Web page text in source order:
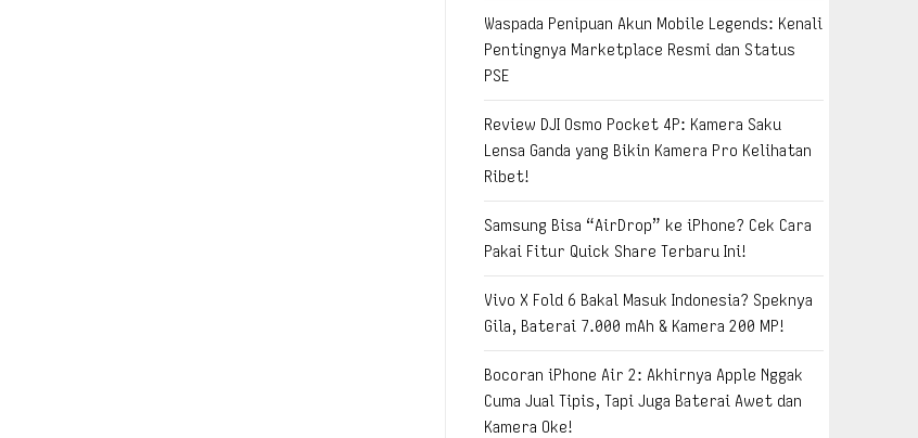
Waspada Penipuan Akun Mobile Legends: Kenali
Pentingnya Marketplace Resmi dan Status
PSE
Review DJI Osmo Pocket 4P: Kamera Saku
Lensa Ganda yang Bikin Kamera Pro Kelihatan
Ribet!
Samsung Bisa “AirDrop” ke iPhone? Cek Cara
Pakai Fitur Quick Share Terbaru Ini!
Vivo X Fold 6 Bakal Masuk Indonesia? Speknya
Gila, Baterai 7.000 mAh & Kamera 200 MP!
Bocoran iPhone Air 2: Akhirnya Apple Nggak
Cuma Jual Tipis, Tapi Juga Baterai Awet dan
Kamera Oke!